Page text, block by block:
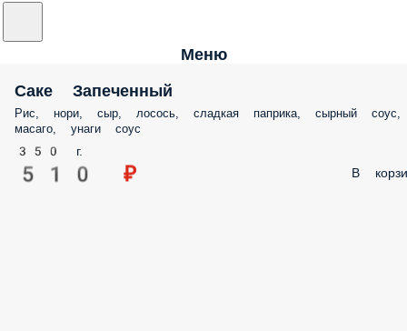
Меню
Саке Запеченный
Рис, нори, сыр, лосось, сладкая паприка, сырный соус,
масаго, унаги соус
350 г.
510 ₽ В